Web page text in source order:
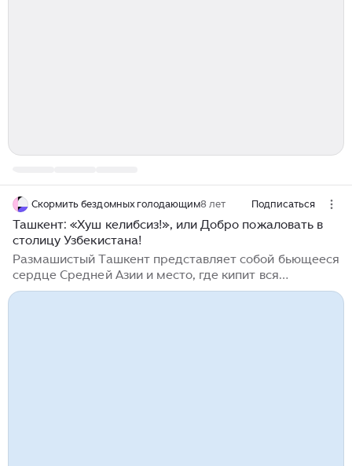
Скормить бездомных голодающим8 лет Подписаться
Ташкент: «Хуш келибсиз!», или Добро пожаловать в
столицу Узбекистана!
Размашистый Ташкент представляет собой бьющееся
сердце Средней Азии и место, где кипит вся
деятельность Узбекистана. С одной стороны, это